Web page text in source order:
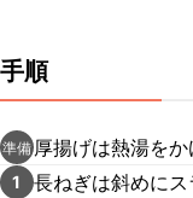
手順
準備 厚揚げは熱湯をか
1 長ねぎは斜めにス